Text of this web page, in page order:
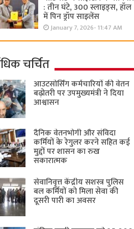
: तीन घंटे, 300 स्लाइड्स, हॉल
में पिन ड्रॉप साइलेंस
January 7, 2026- 11:47 AM
चर्चित
आउटसोर्सिंग कर्मचारियों की वेतन
बढ़ोतरी पर उपमुख्यमंत्री ने दिया
आश्वासन
दैनिक वेतनभोगी और संविदा
कर्मियों के रेगुलर करने सहित कई
मुद्दों पर शासन का रुख
सकारात्मक
सेवानिवृत्त केंद्रीय सशस्त्र पुलिस
बल ​कर्मियों को मिला सेवा की
दूसरी पारी का अवसर